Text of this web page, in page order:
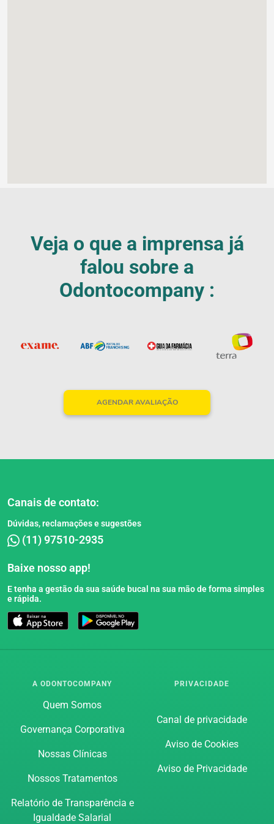
Veja o que a imprensa já
falou sobre a
Odontocompany :
AGENDAR AVALIAÇÃO
Canais de contato:
Dúvidas, reclamações e sugestões
(11) 97510-2935
Baixe nosso app!
E tenha a gestão da sua saúde bucal na sua mão de forma simples
e rápida.
A ODONTOCOMPANY
Quem Somos
Governança Corporativa
Nossas Clínicas
Nossos Tratamentos
Relatório de Transparência e
Igualdade Salarial
PRIVACIDADE
Canal de privacidade
Aviso de Cookies
Aviso de Privacidade